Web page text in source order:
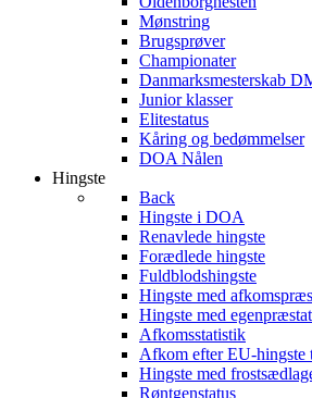
Mønstring
Brugsprøver
Championater
Danmarksmesterskab
Junior klasser
Elitestatus
Kåring og bedømmelser
DOA Nålen
Hingste
Back
Hingste i DOA
Renavlede hingste
Forædlede hingste
Fuldblodshingste
Hingste med
Hingste med
Afkomsstatistik
Afkom efter EU-hingste
Hingste med
Røntgenstatus